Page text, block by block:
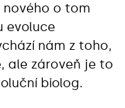
o tom
evoluce
nám z toho,
ale zároveň je to
biolog.